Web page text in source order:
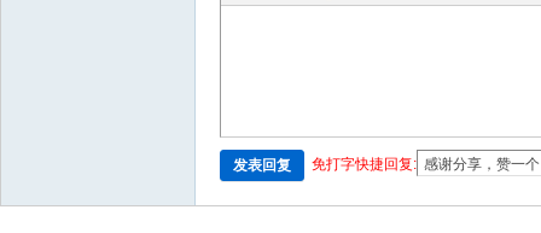
发表回复 免打字快捷回复: